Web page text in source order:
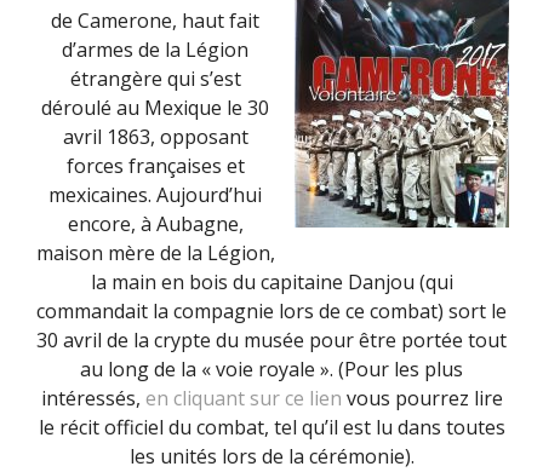
de Camerone, haut fait
d’armes de la Légion
étrangère qui s’est
déroulé au Mexique le 30
avril 1863, opposant
forces françaises et
mexicaines. Aujourd’hui
encore, à Aubagne,
maison mère de la Légion,
la main en bois du capitaine Danjou (qui
commandait la compagnie lors de ce combat) sort le
30 avril de la crypte du musée pour être portée tout
au long de la « voie royale ». (Pour les plus
intéressés, en cliquant sur ce lien vous pourrez lire
le récit officiel du combat, tel qu’il est lu dans toutes
les unités lors de la cérémonie).